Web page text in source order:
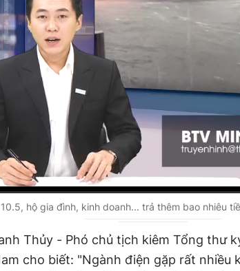
hộ gia đình, kinh doanh... trả thêm bao nhiêu
Thủy - Phó chủ tịch kiêm Tổng thư
cho biết: "Ngành điện gặp rất nhiều